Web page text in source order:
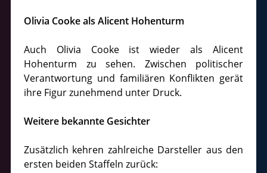
Olivia Cooke als Alicent Hohenturm
Auch Olivia Cooke ist wieder als Alicent
Hohenturm zu sehen. Zwischen politischer
Verantwortung und familiären Konflikten gerät
ihre Figur zunehmend unter Druck.
Weitere bekannte Gesichter
Zusätzlich kehren zahlreiche Darsteller aus den
ersten beiden Staffeln zurück: